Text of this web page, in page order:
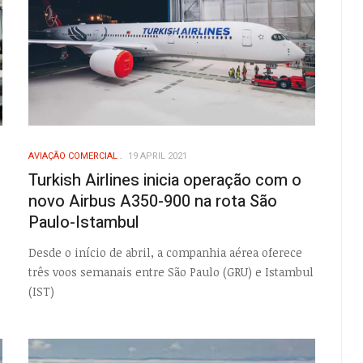
AVIAÇÃO COMERCIAL 19 APRIL 2021
Turkish Airlines inicia operação com o
novo Airbus A350-900 na rota São
Paulo-Istambul
Desde o início de abril, a companhia aérea oferece
três voos semanais entre São Paulo (GRU) e Istambul
(IST)